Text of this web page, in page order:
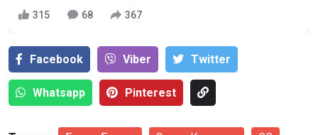
315 68 367
Facebook Viber Тwitter
Whatsapp Pinterest